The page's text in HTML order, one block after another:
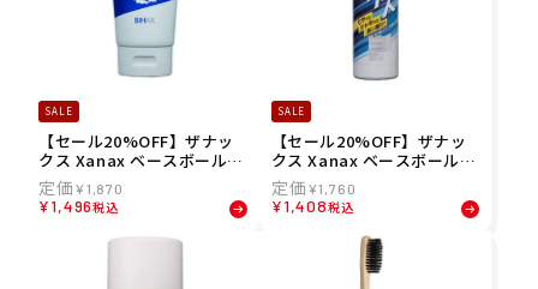
SALE
【セール20%OFF】ザナッ
クス Xanax ベースボール
野球 ソフトボール スパイク
トレーニングシューズの汚
れ落とし シューズ ビハック
ス ジェル BAOSBHXGEL1
¥1,870
¥1,496税込
SALE
【セール20%OFF】ザナッ
クス Xanax ベースボール
野球 ソフトボール グラブ専
用 冷感スプレー 冷ックス B
AOHYS1 メンズ レディース
ユニセックス 24SP 春夏
¥1,760
¥1,408税込